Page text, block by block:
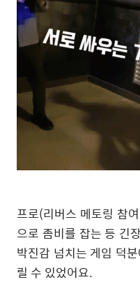
프로(리버스 메토링 참
으로 좀비를 잡는 등 긴
박진감 넘치는 게임 덕
릴 수 있었어요.